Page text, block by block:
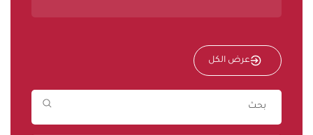
عرض الكل